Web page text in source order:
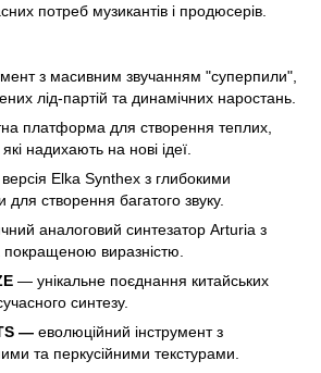
потреб музикантів і продюсерів.
з масивним звучанням "суперпили",
лід-партій та динамічних наростань.
платформа для створення теплих,
надихають на нові ідеї.
Elka Synthex з глибокими
створення багатого звуку.
аналоговий синтезатор Arturia з
виразністю.
— унікальне поєднання китайських
синтезу.
— еволюційний інструмент з
та перкусійними текстурами.